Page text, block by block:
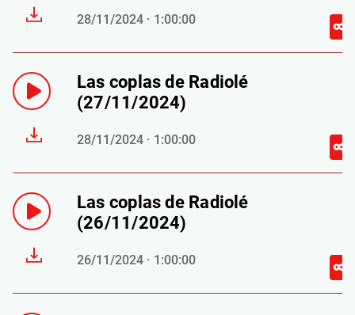
28/11/2024 · 1:00:00
Las coplas de Radiolé
(27/11/2024)
28/11/2024 · 1:00:00
Las coplas de Radiolé
(26/11/2024)
26/11/2024 · 1:00:00